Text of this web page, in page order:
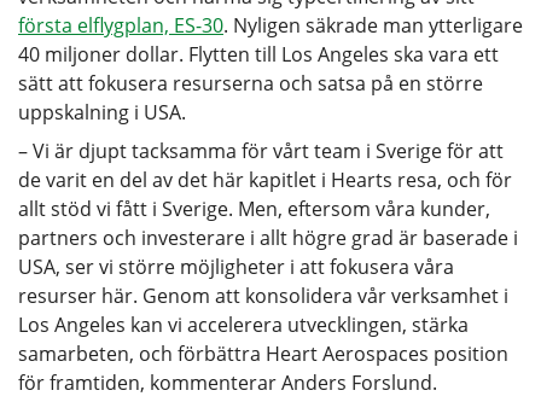
första elflygplan, ES-30. Nyligen säkrade man ytterligare
40 miljoner dollar. Flytten till Los Angeles ska vara ett
sätt att fokusera resurserna och satsa på en större
uppskalning i USA.
– Vi är djupt tacksamma för vårt team i Sverige för att
de varit en del av det här kapitlet i Hearts resa, och för
allt stöd vi fått i Sverige. Men, eftersom våra kunder,
partners och investerare i allt högre grad är baserade i
USA, ser vi större möjligheter i att fokusera våra
resurser här. Genom att konsolidera vår verksamhet i
Los Angeles kan vi accelerera utvecklingen, stärka
samarbeten, och förbättra Heart Aerospaces position
för framtiden, kommenterar Anders Forslund.